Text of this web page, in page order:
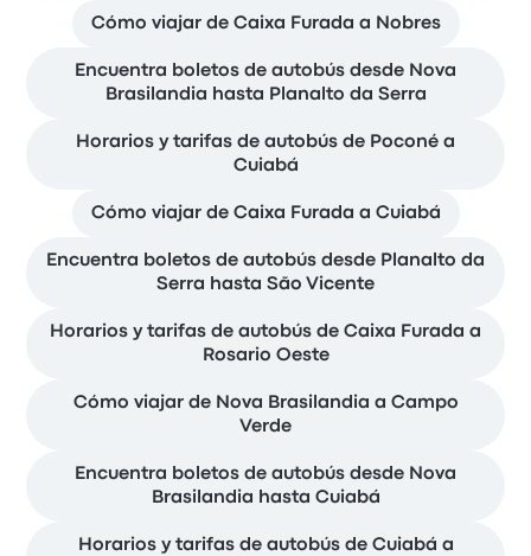
Cómo viajar de Caixa Furada a Nobres
Encuentra boletos de autobús desde Nova
Brasilandia hasta Planalto da Serra
Horarios y tarifas de autobús de Poconé a
Cuiabá
Cómo viajar de Caixa Furada a Cuiabá
Encuentra boletos de autobús desde Planalto da
Serra hasta São Vicente
Horarios y tarifas de autobús de Caixa Furada a
Rosario Oeste
Cómo viajar de Nova Brasilandia a Campo
Verde
Encuentra boletos de autobús desde Nova
Brasilandia hasta Cuiabá
Horarios y tarifas de autobús de Cuiabá a